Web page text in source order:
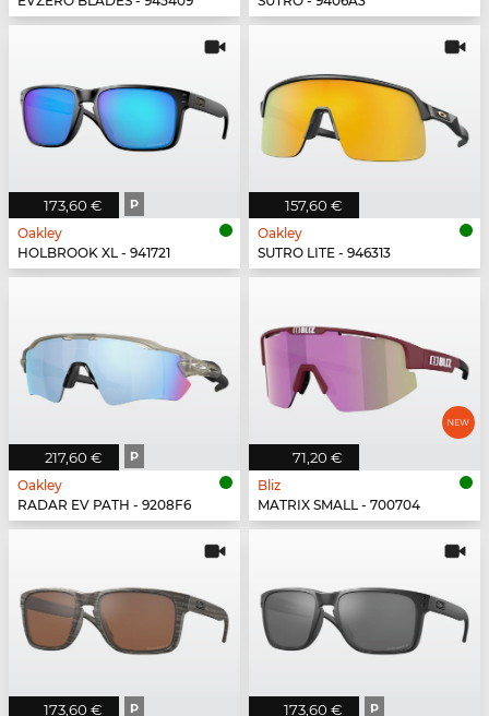
173,60 € P
Oakley
HOLBROOK XL - 941721
157,60 €
Oakley
SUTRO LITE - 946313
217,60 € P
Oakley
RADAR EV PATH - 9208F6
71,20 €
Bliz
MATRIX SMALL - 700704
173,60 € P 173,60 € P